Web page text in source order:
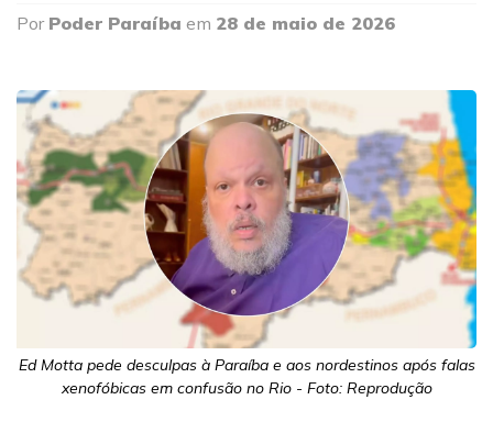
Por Poder Paraíba em 28 de maio de 2026
Ed Motta pede desculpas à Paraíba e aos nordestinos após falas
xenofóbicas em confusão no Rio - Foto: Reprodução